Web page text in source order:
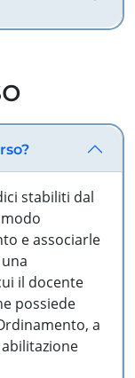
stabiliti dal
e associarle
il docente
possiede
a